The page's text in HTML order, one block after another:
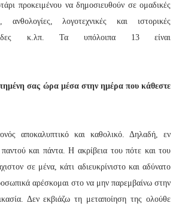
προκειμένου να δημοσιευθούν σε ομαδικές
ανθολογίες, λογοτεχνικές και ιστορικές
κ.λπ. Τα υπόλοιπα 13 είναι
σας ώρα μέσα στην ημέρα που κάθεστε
αποκαλυπτικό και καθολικό. Δηλαδή, εν
παντού και πάντα. Η ακρίβεια του πότε και του
σε μένα, κάτι αδιευκρίνιστο και αδύνατο
αρέσκομαι στο να μην παρεμβαίνω στην
Δεν εκβιάζω τη μεταποίηση της ολούθε